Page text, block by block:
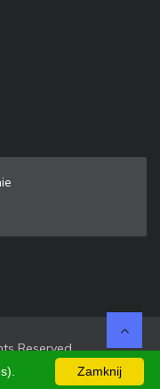
Reserved
Zamknij